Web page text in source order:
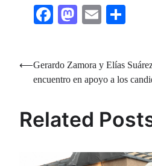
Facebook
Mastodon
Email
Navegación
⟵Gerardo Zamora y Elías
encuentro en apoyo a los
Related